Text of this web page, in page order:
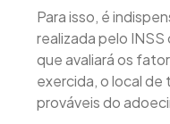
Para isso, é
realizada pelo INSS
que avaliará os
exercida, o local de
prováveis do